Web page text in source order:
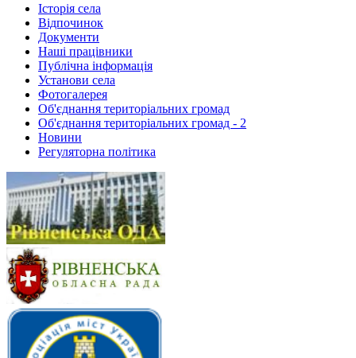
Історія села
Відпочинок
Документи
Наші працівники
Публічна інформація
Установи села
Фотогалерея
Об'єднання територіальних громад
Об'єднання територіальних громад - 2
Новини
Регуляторна політика